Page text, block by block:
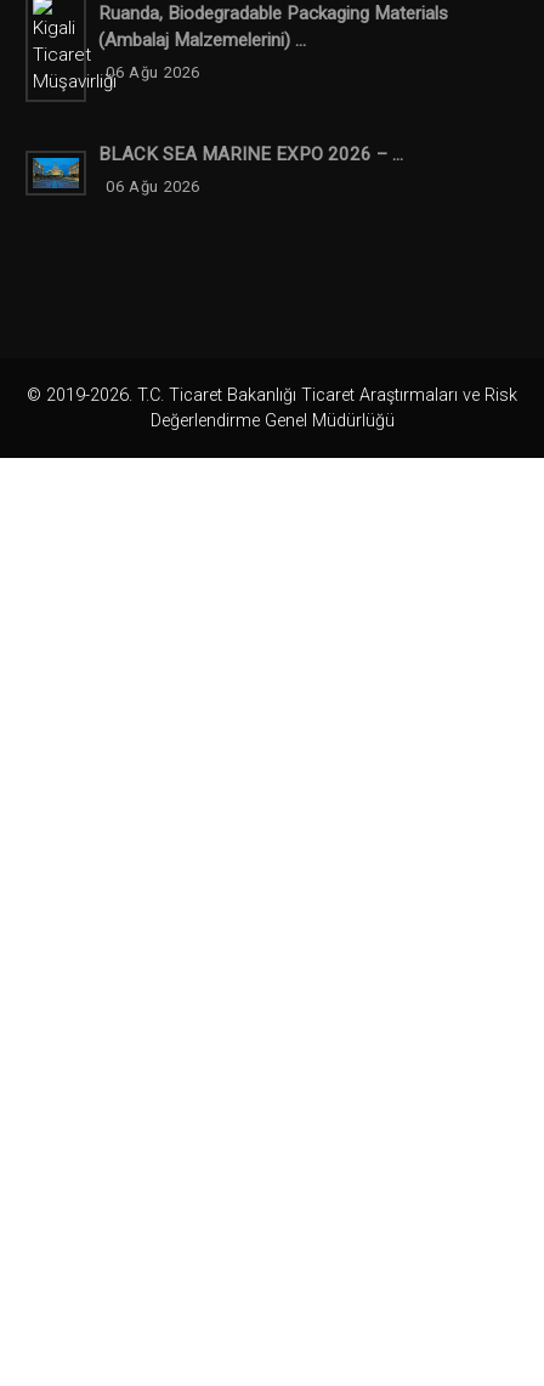
Ruanda, Biodegradable Packaging Materials
(ambalaj Malzemelerini) ...
06 Ağu 2026
BLACK SEA MARINE EXPO 2026 – ...
06 Ağu 2026
© 2019-2026. T.C. Ticaret Bakanlığı Ticaret Araştırmaları ve Risk
Değerlendirme Genel Müdürlüğü